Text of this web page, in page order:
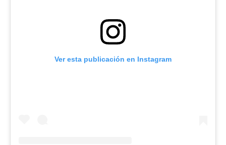
Ver esta publicación en Instagram